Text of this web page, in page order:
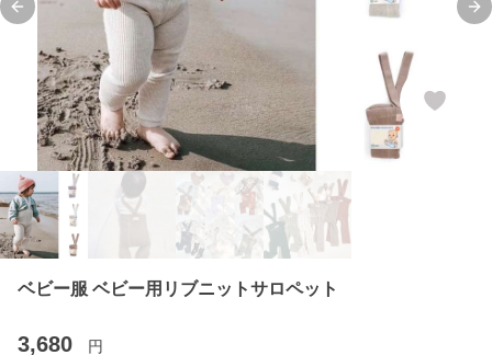
Previous slide
ベビー服 ベビー用リブニットサロペット
3,680 円